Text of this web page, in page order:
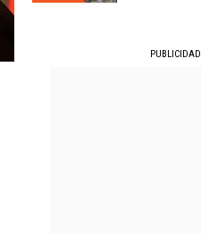
PUBLICIDAD